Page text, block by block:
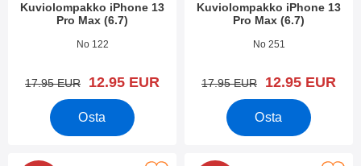
Kuviolompakko iPhone 13
Pro Max (6.7)
Tuote.nro 42061
No 122
vanha hinta
17.95 EUR uusi hinta
12.95 EUR
Osta
Kuviolompakko iPhone 13
Pro Max (6.7)
Tuote.nro 42060
No 251
vanha hinta
17.95 EUR uusi hinta
12.95 EUR
Osta